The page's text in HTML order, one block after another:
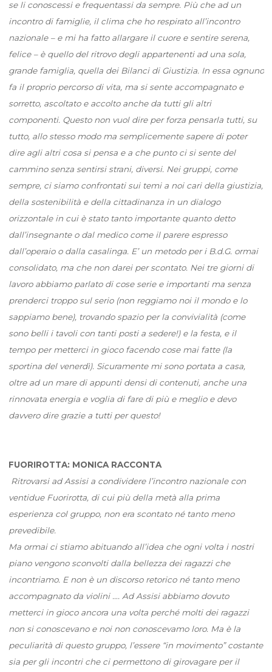
se li conoscessi e frequentassi da sempre. Più che ad un
incontro di famiglie, il clima che ho respirato all’incontro
nazionale – e mi ha fatto allargare il cuore e sentire serena,
felice – è quello del ritrovo degli appartenenti ad una sola,
grande famiglia, quella dei Bilanci di Giustizia. In essa ognuno
fa il proprio percorso di vita, ma si sente accompagnato e
sorretto, ascoltato e accolto anche da tutti gli altri
componenti. Questo non vuol dire per forza pensarla tutti, su
tutto, allo stesso modo ma semplicemente sapere di poter
dire agli altri cosa si pensa e a che punto ci si sente del
cammino senza sentirsi strani, diversi. Nei gruppi, come
sempre, ci siamo confrontati sui temi a noi cari della giustizia,
della sostenibilità e della cittadinanza in un dialogo
orizzontale in cui è stato tanto importante quanto detto
dall’insegnante o dal medico come il parere espresso
dall’operaio o dalla casalinga. E’ un metodo per i B.d.G. ormai
consolidato, ma che non darei per scontato. Nei tre giorni di
lavoro abbiamo parlato di cose serie e importanti ma senza
prenderci troppo sul serio (non reggiamo noi il mondo e lo
sappiamo bene), trovando spazio per la convivialità (come
sono belli i tavoli con tanti posti a sedere!) e la festa, e il
tempo per metterci in gioco facendo cose mai fatte (la
sportina del venerdì). Sicuramente mi sono portata a casa,
oltre ad un mare di appunti densi di contenuti, anche una
rinnovata energia e voglia di fare di più e meglio e devo
davvero dire grazie a tutti per questo!
FUORIROTTA: MONICA RACCONTA
Ritrovarsi ad Assisi a condividere l’incontro nazionale con
ventidue Fuorirotta, di cui più della metà alla prima
esperienza col gruppo, non era scontato né tanto meno
prevedibile.
Ma ormai ci stiamo abituando all’idea che ogni volta i nostri
piano vengono sconvolti dalla bellezza dei ragazzi che
incontriamo. E non è un discorso retorico né tanto meno
accompagnato da violini …. Ad Assisi abbiamo dovuto
metterci in gioco ancora una volta perché molti dei ragazzi
non si conoscevano e noi non conoscevamo loro. Ma è la
peculiarità di questo gruppo, l’essere “in movimento” costante
sia per gli incontri che ci permettono di girovagare per il